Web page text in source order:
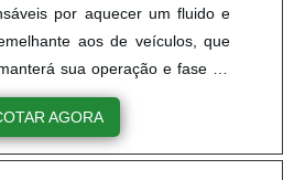
por aquecer um fluido e
aos de veículos, que
sua operação e fase da
é feito de maneira
que a temperatura atinge
igual, mantendo o produto
AGORA